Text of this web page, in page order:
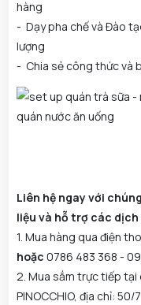
hàng
- Dạy pha chế và Đào
lượng
- Chia sẻ công thức và
Liên hệ ngay với
liệu và hỗ trợ các
1. Mua hàng qua điện
hoặc 0786 483 368 -
2. Mua sắm trực tiếp tại
PINOCCHIO, địa chỉ: